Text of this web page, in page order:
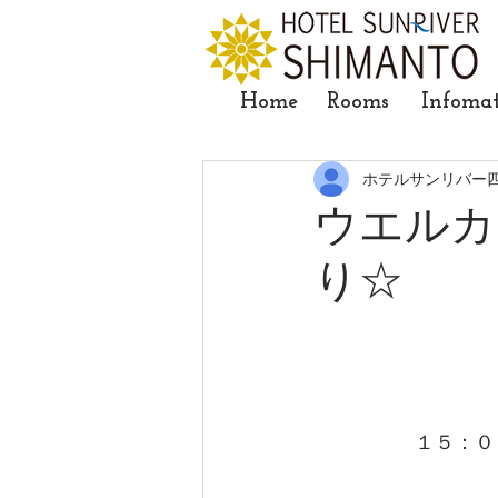
Home Rooms
ウエル
り☆
ホテルサンリバー
１５：